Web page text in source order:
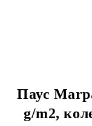
Паус
g/m2,